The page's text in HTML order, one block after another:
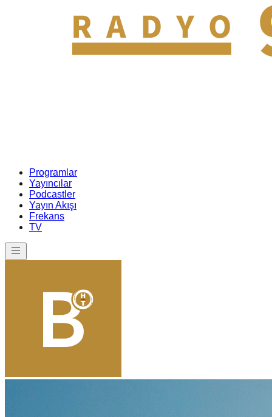
Programlar
Yayıncılar
Podcastler
Yayın Akışı
Frekans
TV